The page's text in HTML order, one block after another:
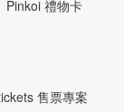
Pinkoi 禮物卡
售票專案